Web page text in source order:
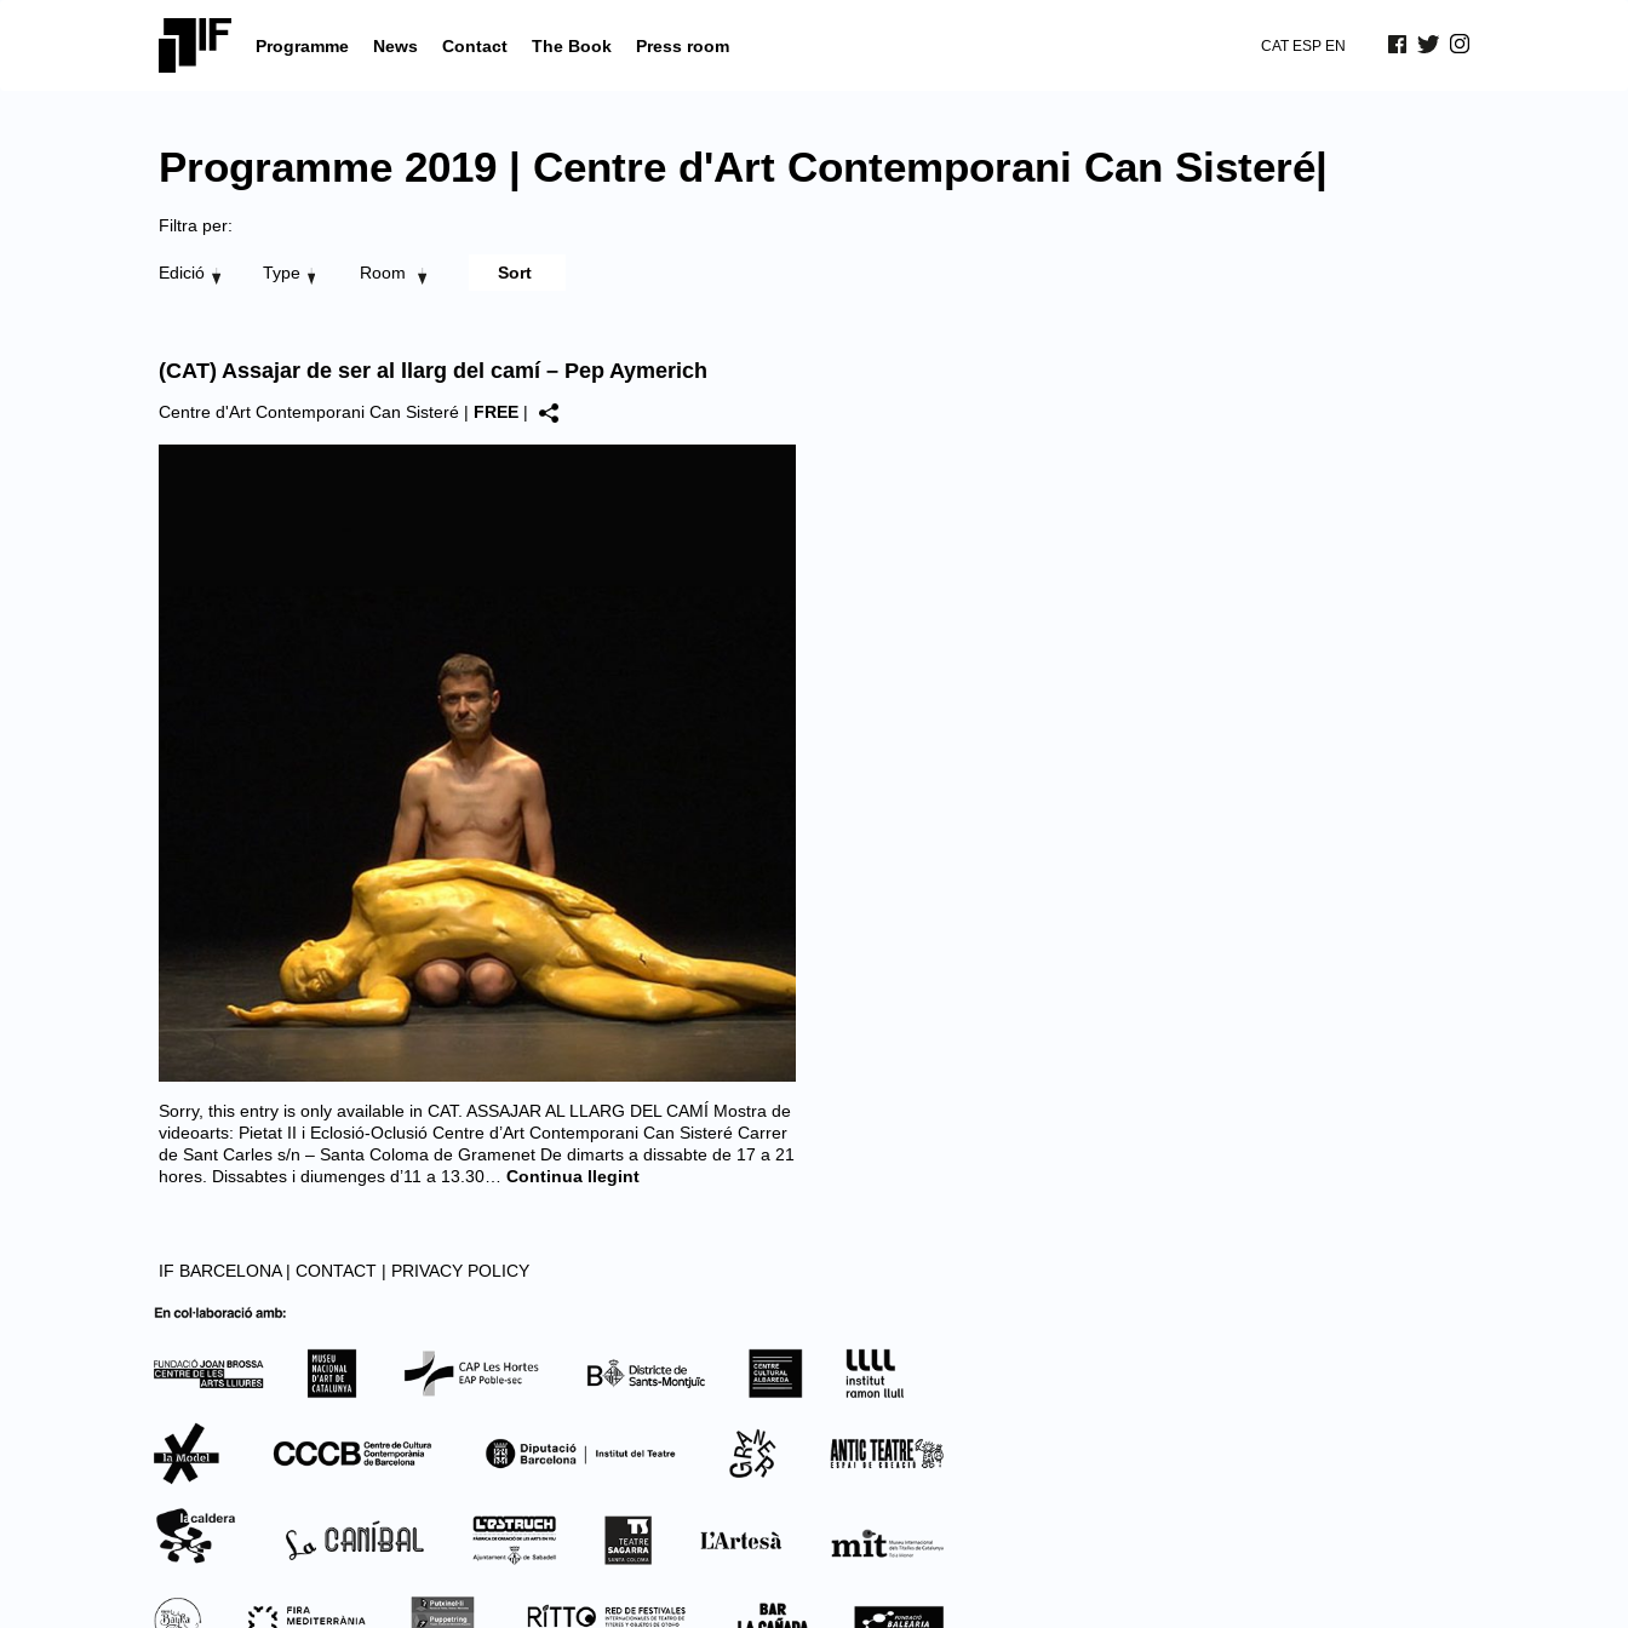
Programme News Contact The Book Press room CAT ESP EN
Programme 2019 | Centre d'Art Contemporani Can Sisteré|
Filtra per:
Edició Type Room
(CAT) Assajar de ser al llarg del camí – Pep Aymerich
Centre d'Art Contemporani Can Sisteré | FREE |
Sorry, this entry is only available in CAT. ASSAJAR AL LLARG DEL CAMÍ Mostra de
videoarts: Pietat II i Eclosió-Oclusió Centre d’Art Contemporani Can Sisteré Carrer
de Sant Carles s/n – Santa Coloma de Gramenet De dimarts a dissabte de 17 a 21
hores. Dissabtes i diumenges d’11 a 13.30…
Continua llegint
IF BARCELONA | CONTACT | PRIVACY POLICY